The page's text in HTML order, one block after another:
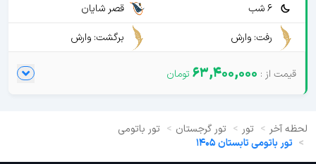
6 شب
قصر شایان
رفت: وارش
برگشت: وارش
63,400,000
لحظه آخر تور تور گرجستان
تور باتومی
تور باتومی تابستان 1405